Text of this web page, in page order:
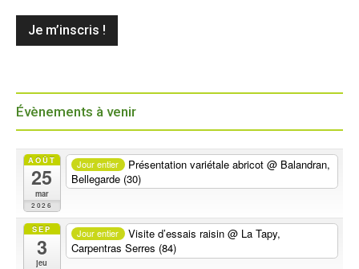
Évènements à venir
AOÛT
25
mar
2026
Jour entier Présentation variétale abricot@ Balandran,
Bellegarde (30)
SEP
3
jeu
Jour entier Visite d’essais raisin@ La Tapy,
Carpentras Serres (84)